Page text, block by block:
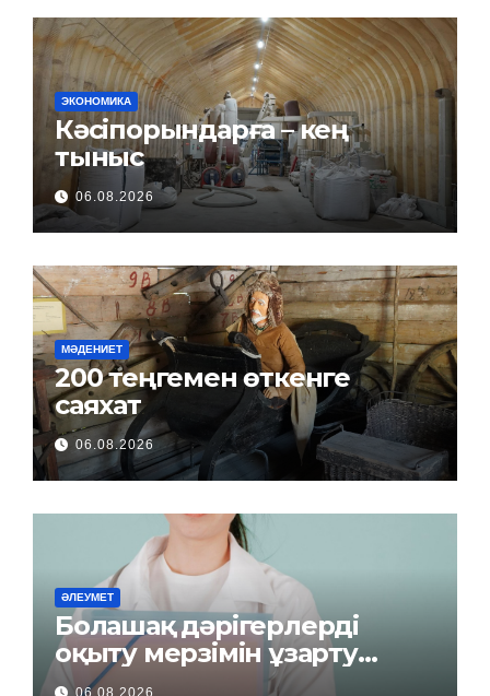
ЭКОНОМИКА
Кәсіпорындарға – кең
тыныс
06.08.2026
МӘДЕНИЕТ
200 теңгемен өткенге
саяхат
06.08.2026
ӘЛЕУМЕТ
Болашақ дәрігерлерді
оқыту мерзімін ұзарту
керек пе?
06.08.2026